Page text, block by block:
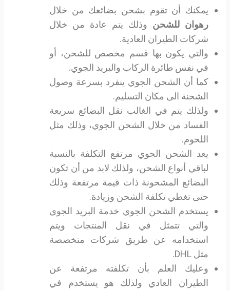
يمكنك أن تقوم بشحن بضائعك من خلال
رهوان للشحن وذلك يتم عادة من خلال
شركات الطيران العادية.
والتي يكون بها قسم مخصص للشحن، أو
في نفس طائرة الركاب والبريد الجوي.
كما أن الشحن الجوي ينفرد بسرعة وصول
الشحنة الى مكان التسليم.
ولذلك يتم في الغالب نقل البضائع سريعة
الفساد من خلال الشحن الجوي، وذلك مثل
اللحوم.
يعد الشحن الجوي مرتفع التكلفة بالنسبة
لباقي أنواع الشحن، ولذلك لابد من أن تكون
البضائع المشحونة ذات قيمة مرتفعة وذلك
حتى تغطي تكلفة الشحن وزيادة.
يستخدم الشحن الجوي خدمة البريد الجوي
والتي تتمثل في نقل المنتجات ويتم
استخدامه عن طريق شركات متخصصة
مثل DHL.
وعليك العلم بأن تكلفته مرتفعة عن
الطيران العادي ولذلك هو يستخدم في